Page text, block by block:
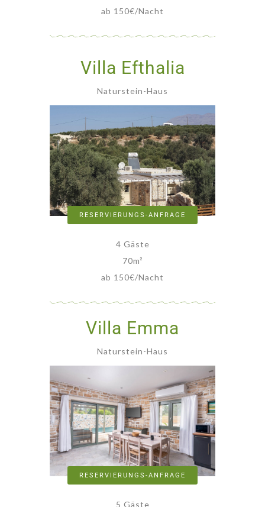
ab 150€/Nacht
Villa Efthalia
Naturstein-Haus
RESERVIERUNGS-ANFRAGE
4 Gäste
70m²
ab 150€/Nacht
Villa Emma
Naturstein-Haus
RESERVIERUNGS-ANFRAGE
5 Gäste